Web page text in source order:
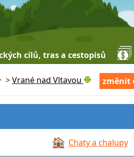
cílů, tras a cestopisů
>Vrané nad Vltavou změnit
Chaty a chalupy